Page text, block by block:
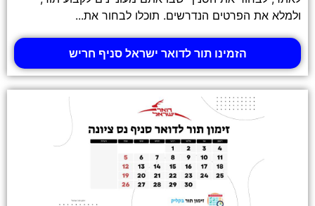
ולמלא את הפרטים הנדרשים. תוכלו לבחור את...
הזמינו תור לדואר ישראל סניף חריש